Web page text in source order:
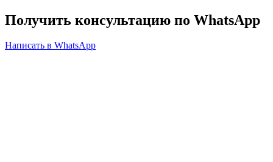
Получить консультацию по WhatsApp
Написать в WhatsApp